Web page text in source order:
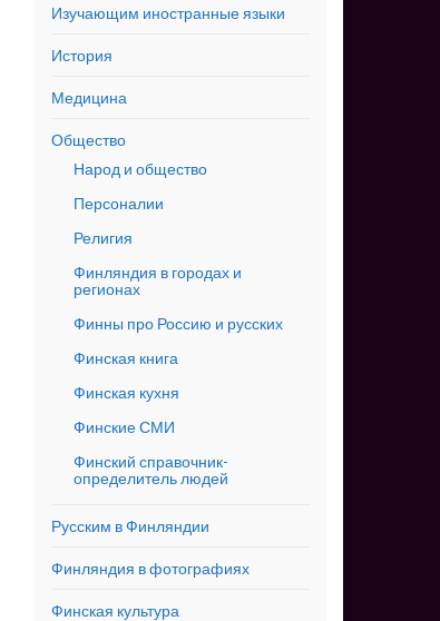
Изучающим иностранные языки
История
Медицина
Общество
Народ и общество
Персоналии
Религия
Финляндия в городах и
регионах
Финны про Россию и русских
Финская книга
Финская кухня
Финские СМИ
Финский справочник-
определитель людей
Русским в Финляндии
Финляндия в фотографиях
Финская культура